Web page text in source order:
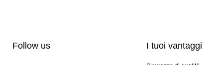
Follow us I tuoi vantaggi